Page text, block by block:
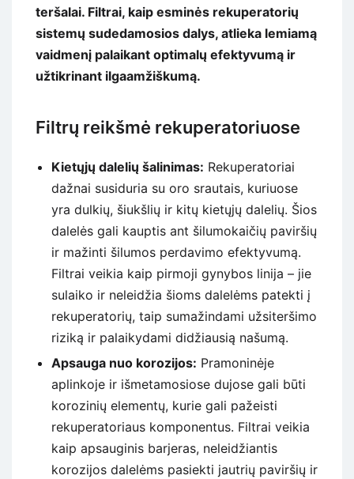
teršalai. Filtrai, kaip esminės rekuperatorių
sistemų sudedamosios dalys, atlieka lemiamą
vaidmenį palaikant optimalų efektyvumą ir
užtikrinant ilgaamžiškumą.
Filtrų reikšmė rekuperatoriuose
Kietųjų dalelių šalinimas: Rekuperatoriai
dažnai susiduria su oro srautais, kuriuose
yra dulkių, šiukšlių ir kitų kietųjų dalelių. Šios
dalelės gali kauptis ant šilumokaičių paviršių
ir mažinti šilumos perdavimo efektyvumą.
Filtrai veikia kaip pirmoji gynybos linija – jie
sulaiko ir neleidžia šioms dalelėms patekti į
rekuperatorių, taip sumažindami užsiteršimo
riziką ir palaikydami didžiausią našumą.
Apsauga nuo korozijos: Pramoninėje
aplinkoje ir išmetamosiose dujose gali būti
korozinių elementų, kurie gali pažeisti
rekuperatoriaus komponentus. Filtrai veikia
kaip apsauginis barjeras, neleidžiantis
korozijos dalelėms pasiekti jautrių paviršių ir